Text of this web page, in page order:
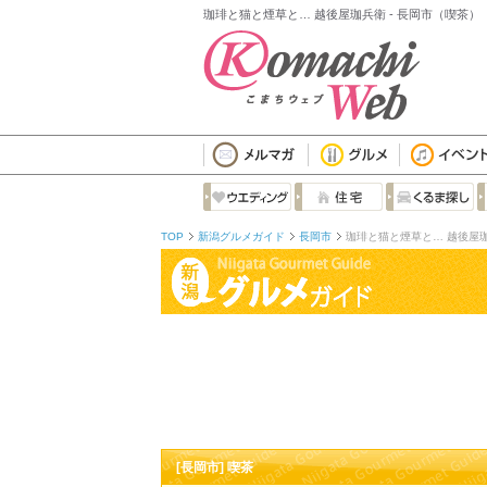
珈琲と猫と煙草と… 越後屋珈兵衛 - 長岡市（喫茶）
TOP 新潟グルメガイド 長岡市 珈琲と猫と煙草と… 越後屋
[長岡市] 喫茶